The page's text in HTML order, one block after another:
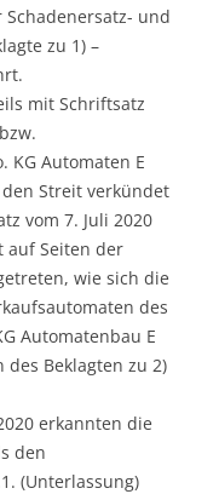
und
zu 1) –
mit Schriftsatz
KG Automaten E
Streit verkündet
vom 7. Juli 2020
auf Seiten der
wie sich die
des
Automatenbau E
Beklagten zu 2)
erkannten die
den
(Unterlassung)